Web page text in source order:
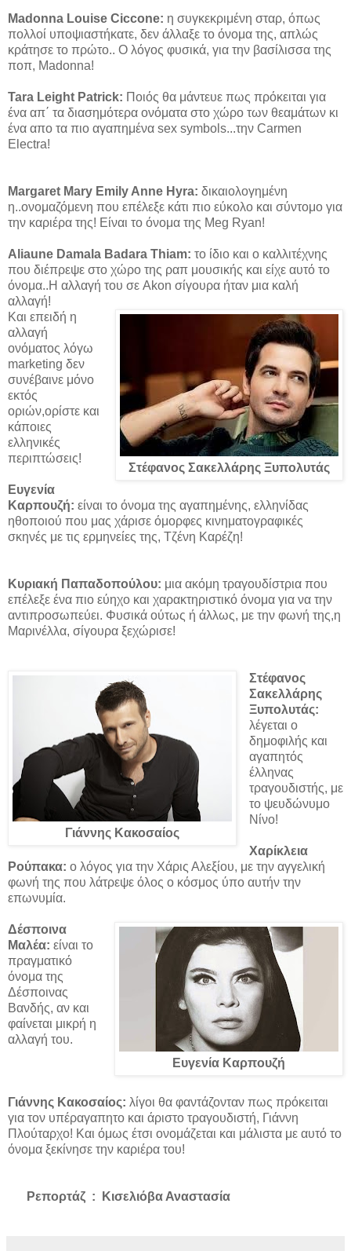
Madonna Louise Ciccone: η συγκεκριμένη σταρ, όπως
πολλοί υποψιαστήκατε, δεν άλλαξε το όνομα της, απλώς
κράτησε το πρώτο.. Ο λόγος φυσικά, για την βασίλισσα της
ποπ, Madonna!
Tara Leight Patrick: Ποιός θα μάντευε πως πρόκειται για
ένα απ΄ τα διασημότερα ονόματα στο χώρο των θεαμάτων κι
ένα απο τα πιο αγαπημένα sex symbols...την Carmen
Electra!
Margaret Mary Emily Anne Hyra: δικαιολογημένη
η..ονομαζόμενη που επέλεξε κάτι πιο εύκολο και σύντομο για
την καριέρα της! Είναι το όνομα της Meg Ryan!
Aliaune Damala Badara Thiam: το ίδιο και ο καλλιτέχνης
που διέπρεψε στο χώρο της ραπ μουσικής και είχε αυτό το
όνομα..Η αλλαγή του σε Akon σίγουρα ήταν μια καλή
αλλαγή!
Στέφανος Σακελλάρης Ξυπολυτάς
Και επειδή η
αλλαγή
ονόματος λόγω
marketing δεν
συνέβαινε μόνο
εκτός
οριών,ορίστε και
κάποιες
ελληνικές
περιπτώσεις!
Ευγενία
Καρπουζή: είναι το όνομα της αγαπημένης, ελληνίδας
ηθοποιού που μας χάρισε όμορφες κινηματογραφικές
σκηνές με τις ερμηνείες της, Τζένη Καρέζη!
Κυριακή Παπαδοπούλου: μια ακόμη τραγουδίστρια που
επέλεξε ένα πιο εύηχο και χαρακτηριστικό όνομα για να την
αντιπροσωπεύει. Φυσικά ούτως ή άλλως, με την φωνή της,η
Μαρινέλλα, σίγουρα ξεχώρισε!
Γιάννης Κακοσαίος
Στέφανος
Σακελλάρης
Ξυπολυτάς:
λέγεται ο
δημοφιλής και
αγαπητός
έλληνας
τραγουδιστής, με
το ψευδώνυμο
Νίνο!
Χαρίκλεια
Ρούπακα: ο λόγος για την Χάρις Αλεξίου, με την αγγελική
φωνή της που λάτρεψε όλος ο κόσμος ύπο αυτήν την
επωνυμία.
Ευγενία Καρπουζή
Δέσποινα
Μαλέα: είναι το
πραγματικό
όνομα της
Δέσποινας
Βανδής, αν και
φαίνεται μικρή η
αλλαγή του.
Γιάννης Κακοσαίος: λίγοι θα φαντάζονταν πως πρόκειται
για τον υπέραγαπητο και άριστο τραγουδιστή, Γιάννη
Πλούταρχο! Και όμως έτσι ονομάζεται και μάλιστα με αυτό το
όνομα ξεκίνησε την καριέρα του!
Ρεπορτάζ : Κισελιόβα Αναστασία